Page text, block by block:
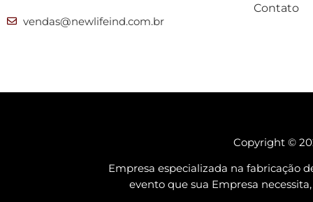
vendas@newlifeind.com.br
Contato
Copyright ©
Empresa especializada na fabricação
evento que sua Empresa